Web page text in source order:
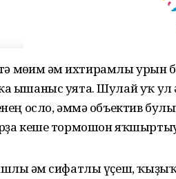
мөһим һәм ихтирамлы урын
уята. Шулай уҡ ул
осло, әммә объектив
кеше тормошон
һәм сифатлы үҫеш,